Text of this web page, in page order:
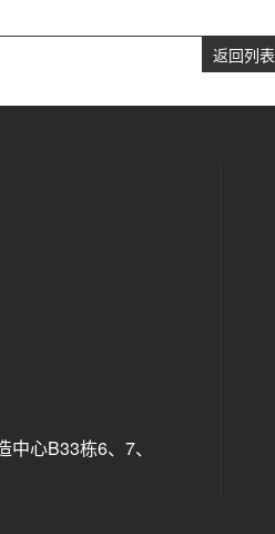
返回列表
心B33栋6、7、